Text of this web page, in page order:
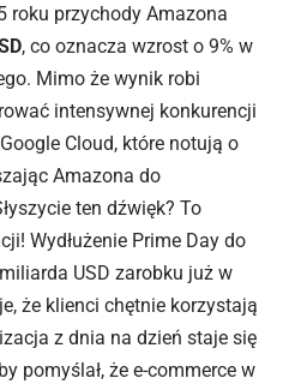
roku przychody Amazona
, co oznacza wzrost o 9% w
Mimo że wynik robi
intensywnej konkurencji
Cloud, które notują o
Amazona do
ten dźwięk? To
Wydłużenie Prime Day do
USD zarobku już w
że klienci chętnie korzystają
z dnia na dzień staje się
pomyślał, że e-commerce w